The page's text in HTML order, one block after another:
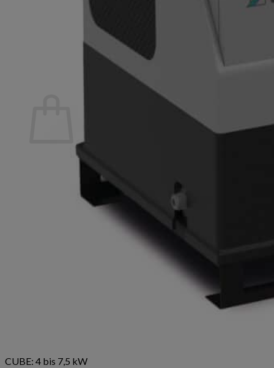
Telefonische Beratung: Tel.
Es befinden sich keine Produkte im Warenkorb.
Zurück zum Shop
CUBE: 4 bis 7,5 kW